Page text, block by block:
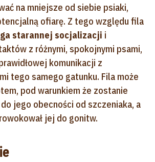
na mniejsze od siebie psiaki,
ofiarę. Z tego względu fila
starannej socjalizacji i
z różnymi, spokojnymi psami,
komunikacji z
tego samego gatunku. Fila może
pod warunkiem że zostanie
jego obecności od szczeniaka, a
jej do gonitw.